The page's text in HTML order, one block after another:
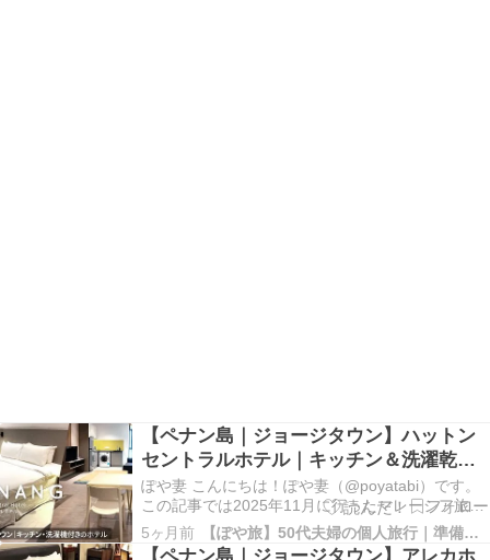
【ペナン島｜ジョージタウン】ハットン
セントラルホテル｜キッチン＆洗濯乾燥
機付きで便利！｜Hutton Central Hotel
ぽや妻 こんにちは！ぽや妻（@poyatabi）です。
この記事では2025年11月に行ったマレーシア旅行
｜ペナン島ジョージタウンで泊まったホテルをご
紹介します。 ルームツアー｜ハットンセントラル
5ヶ月前 【ぽや旅】50代夫婦の個人旅行｜準備と記録
【ペナン島｜ジョージタウン】アレカホ